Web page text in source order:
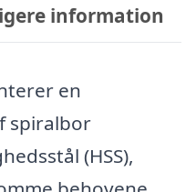
information
en
spiralbor
(HSS),